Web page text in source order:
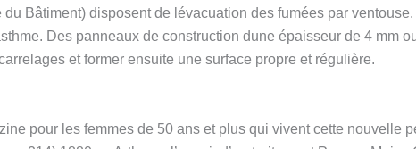
Bâtiment) disposent de lévacuation des fumées par
Des panneaux de construction dune épaisseur de 4 mm
et former ensuite une surface propre et régulière.
pour les femmes de 50 ans et plus qui vivent cette nouvelle